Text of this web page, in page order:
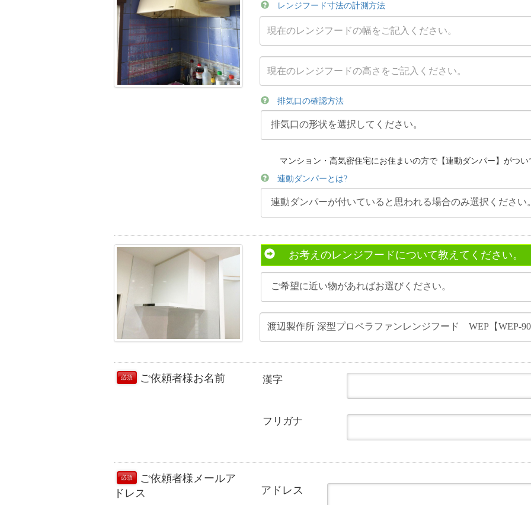
レンジフード寸法の計測方法
排気口の確認方法
マンション・高気密住宅にお住まいの方で【連動ダンパー】がつい
連動ダンパーとは?
お考えのレンジフードについて教えてください。
必須 ご依頼者様お名前 漢字
フリガナ
必須
ご依頼者様メールア
ドレス
アドレス